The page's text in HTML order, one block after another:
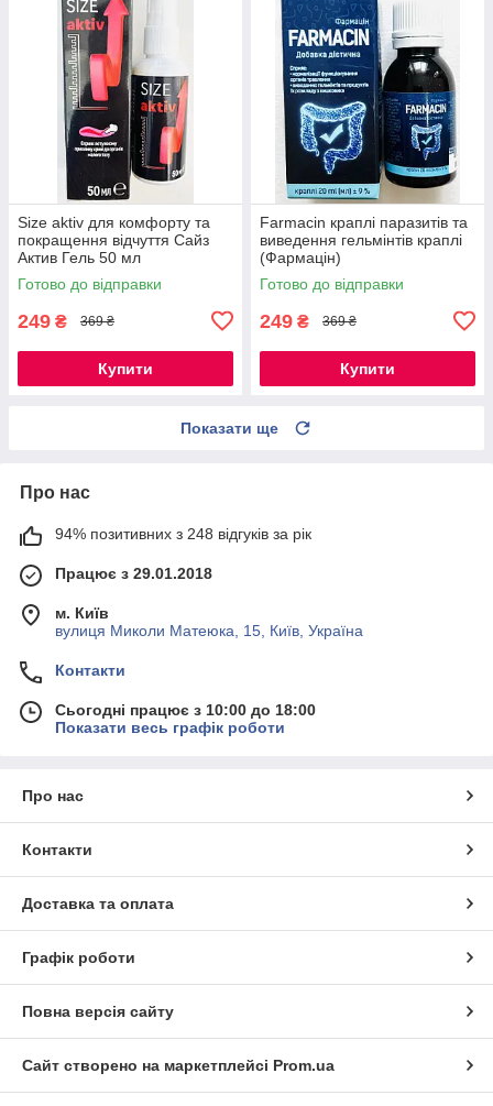
Size aktiv для комфорту та
покращення відчуття Сайз
Актив Гель 50 мл
Готово до відправки
249 ₴ 369 ₴
Купити
Farmacin краплі паразитів та
виведення гельмінтів краплі
(Фармацін)
Готово до відправки
249 ₴ 369 ₴
Купити
Показати ще
Про нас
94% позитивних з 248 відгуків за рік
Працює з 29.01.2018
м. Київ
вулиця Миколи Матеюка, 15, Київ, Україна
Контакти
Сьогодні працює з 10:00 до 18:00
Показати весь графік роботи
Про нас
Контакти
Доставка та оплата
Графік роботи
Повна версія сайту
Сайт створено на маркетплейсі Prom.ua